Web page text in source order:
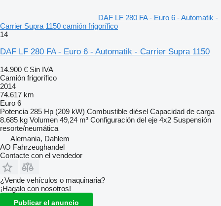
DAF LF 280 FA - Euro 6 - Automatik -
Carrier Supra 1150 camión frigorífico
14
DAF LF 280 FA - Euro 6 - Automatik - Carrier Supra 1150
14.900 € Sin IVA
Camión frigorífico
2014
74.617 km
Euro 6
Potencia 285 Hp (209 kW) Combustible diésel Capacidad de carga
8.685 kg Volumen 49,24 m³ Configuración del eje 4x2 Suspensión
resorte/neumática
Alemania, Dahlem
AO Fahrzeughandel
Contacte con el vendedor
¿Vende vehículos o maquinaria?
¡Hagalo con nosotros!
Publicar el anuncio